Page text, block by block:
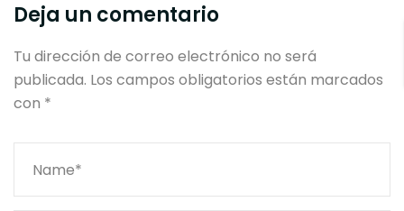
Deja un comentario
Tu dirección de correo electrónico no será
publicada. Los campos obligatorios están marcados
con *